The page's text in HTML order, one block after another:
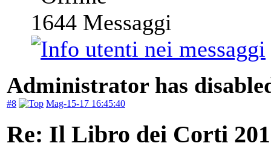
1644 Messaggi
Administrator has
#8 Mag-15-17 16:45:40
Re: Il Libro dei Corti